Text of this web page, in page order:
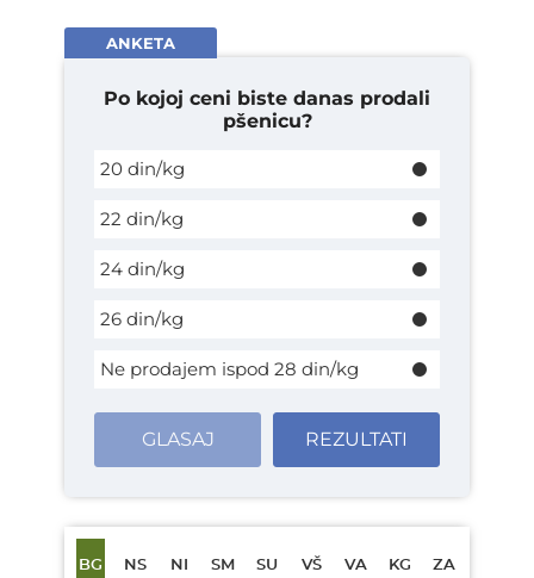
ANKETA
Po kojoj ceni biste danas prodali
pšenicu?
20 din/kg
22 din/kg
24 din/kg
26 din/kg
Ne prodajem ispod 28 din/kg
GLASAJ REZULTATI
BG NS NI SM SU VŠ VA KG ZA